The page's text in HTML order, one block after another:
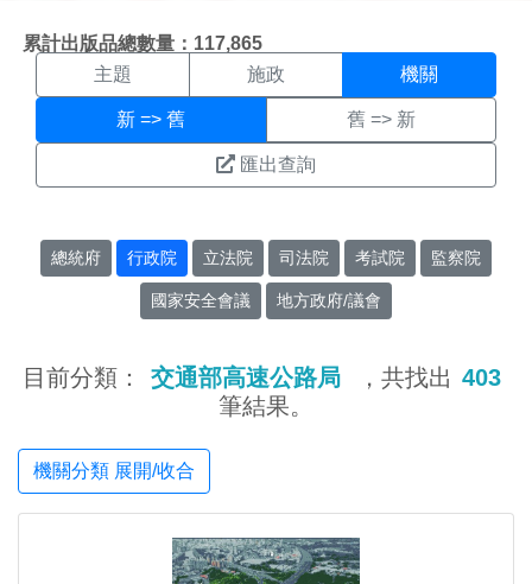
累計出版品總數量：117,865
機關搜尋結果頁面
主題 施政 機關
新 => 舊 舊 => 新
匯出查詢
總統府 行政院 立法院 司法院 考試院 監察院
國家安全會議 地方政府/議會
目前分類： 交通部高速公路局 ，共找出 403
筆結果。
機關分類 展開/收合